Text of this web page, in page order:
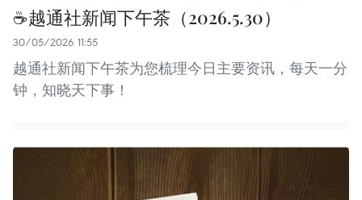
☕️越通社新闻下午茶（2026.5.30）
30/05/2026 11:55
越通社新闻下午茶为您梳理今日主要资讯，每天一分
钟，知晓天下事！